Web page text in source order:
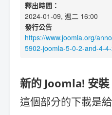
釋出時間：
2024-01-09, 週二 16:00
發行公告
https://www.joomla.org/
5902-joomla-5-0-2-and-4-
新的 Joomla! 安裝
這個部分的下載是